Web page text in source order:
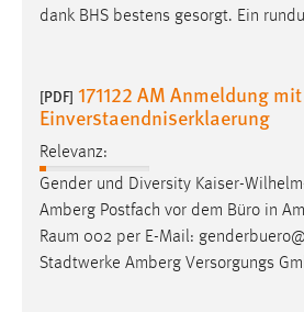
dank BHS bestens gesorgt. Ein
[PDF] 171122 AM Anmeldung mit
Einverstaendniserklaerung
Relevanz:
Gender und Diversity Kaiser-
Amberg Postfach vor dem Büro in
Raum 002 per E-Mail:
Stadtwerke Amberg Versorgungs
gespeichert, ob man eingeloggt ist.
Name:
Zweck:
Das Cookie speichert die gewählte
Cookie Laufzeit: